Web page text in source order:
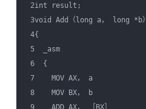
2int result;
3void Add（long a， long *b）
4{
5  _asm
6  {
7    MOV AX， a
8    MOV BX， b
9    ADD AX， ［BX］